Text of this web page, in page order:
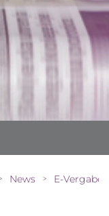
News >